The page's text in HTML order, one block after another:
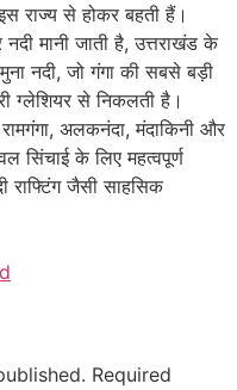
राज्य से होकर बहती हैं।
मानी जाती है, उत्तराखंड के
नदी, जो गंगा की सबसे बड़ी
ग्लेशियर से निकलती है।
अलकनंदा, मंदाकिनी और
सिंचाई के लिए महत्वपूर्ण
राफ्टिंग जैसी साहसिक
Required